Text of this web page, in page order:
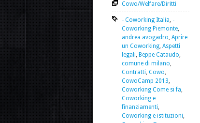
Cowo/Welfare/Diritti
- Coworking Italia, -
Coworking Piemonte,
andrea avogadro, Aprire
un Coworking, Aspetti
legali, Beppe Cataudo,
comune di milano,
Contratti, Cowo,
CowoCamp 2013,
Coworking Come si fa,
Coworking e
finanziamenti,
Coworking e istituzioni,